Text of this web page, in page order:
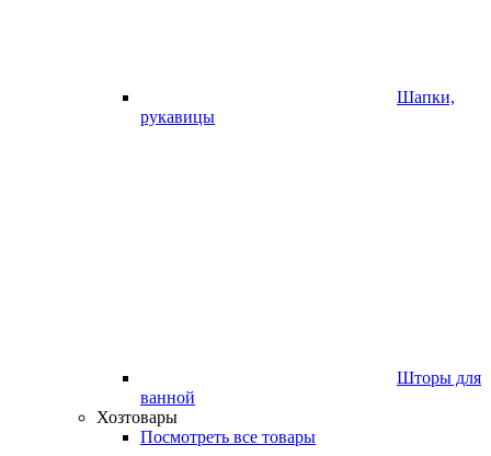
Шапки,
рукавицы
Шторы для
ванной
Хозтовары
Посмотреть все товары